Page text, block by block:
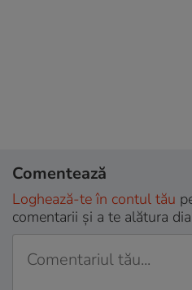
Comentează
Loghează-te în contul tău
comentarii și a te alătura